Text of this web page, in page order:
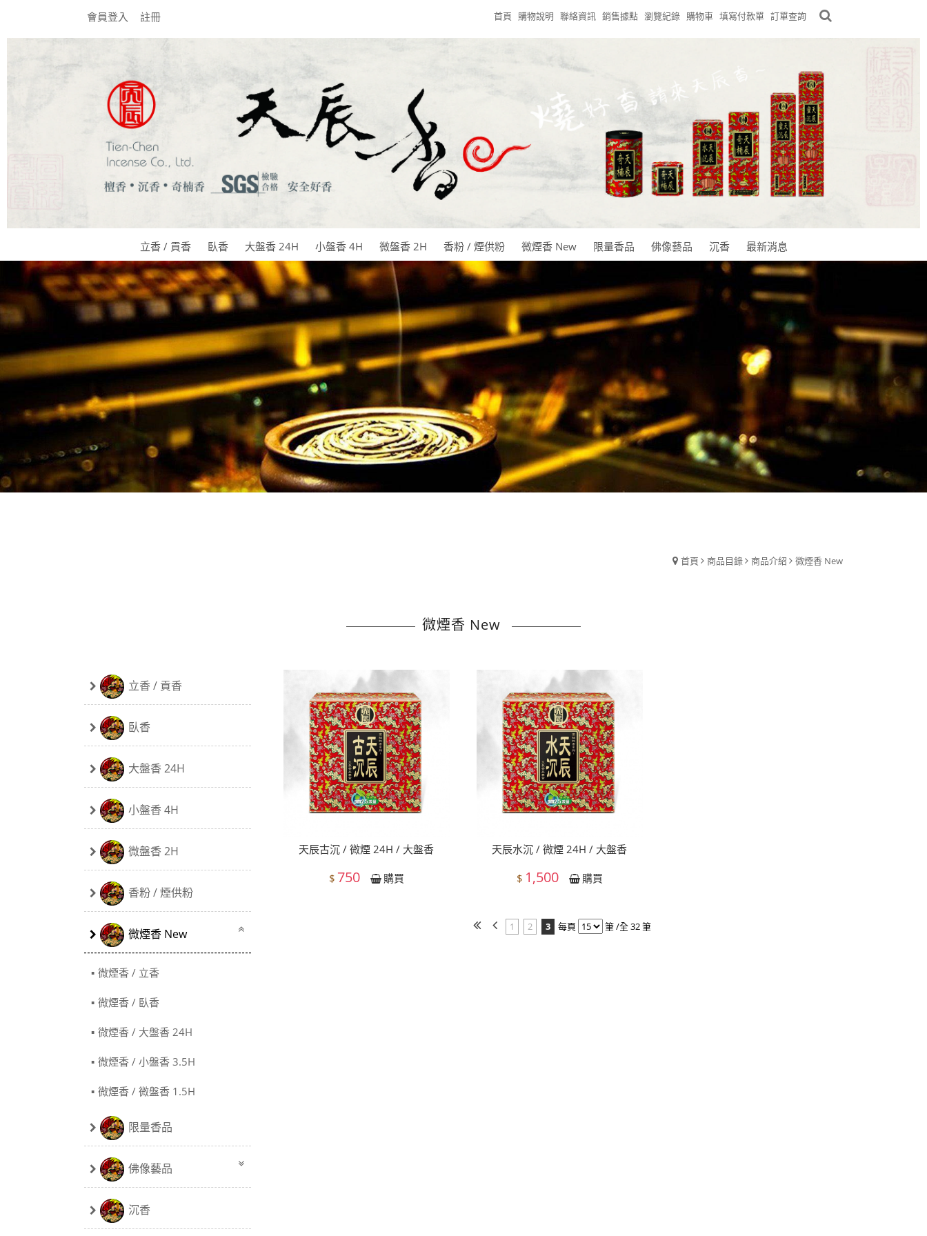
首頁 購物說明 聯絡資訊 銷售據點 瀏覽紀錄 購物車 填寫付款單 訂單查詢
會員登入 註冊
立香 / 貢香 臥香 大盤香 24H 小盤香 4H 微盤香 2H 香粉 / 煙供粉 微煙香 New 限量香品 佛像藝品 沉香 最新消息
首頁 商品目錄 商品介紹 微煙香 New
微煙香 New
立香 / 貢香
臥香
大盤香 24H
小盤香 4H
微盤香 2H
香粉 / 煙供粉
微煙香 New
微煙香 / 立香
微煙香 / 臥香
微煙香 / 大盤香 24H
微煙香 / 小盤香 3.5H
微煙香 / 微盤香 1.5H
限量香品
佛像藝品
沉香
天辰古沉 / 微煙 24H / 大盤香
$ 750 購買
天辰水沉 / 微煙 24H / 大盤香
$ 1,500 購買
1 2 3 每頁 筆 /全 32 筆